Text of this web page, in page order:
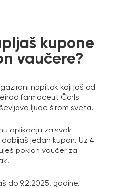
kupone
vaučere?
napitak koji još od
farmaceut Čarls
ljude širom sveta.
aplikaciju za svaki
jedan kupon. Uz 4
poklon vaučer za
do 9.2.2025. godine.